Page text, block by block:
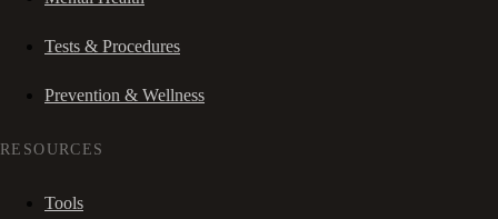
Tests & Procedures
Prevention & Wellness
RESOURCES
Tools